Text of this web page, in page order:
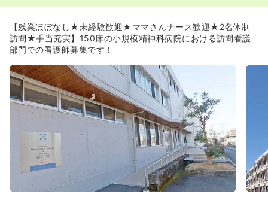
活スタイルに合わせた柔軟な働き方を病院全体でバックア
ップしています。
◆同居家族の通院付き添いに利用できる「介護休暇」が整
続けることが可能です。
【残業ほぼなし★未経験歓迎★ママさんナース歓迎★2名体制
訪問★手当充実】150床の小規模精神科病院における訪問看護
部門での看護師募集です！